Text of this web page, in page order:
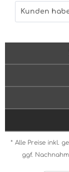
Kunden
* Alle Preise inkl.
ggf.